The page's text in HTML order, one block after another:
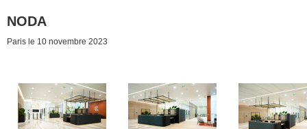
NODA
Paris le 10 novembre 2023